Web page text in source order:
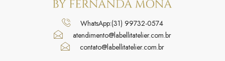
WhatsApp:(31) 99732-0574
atendimento@labellitatelier.com.br
contato@labellitatelier.com.br